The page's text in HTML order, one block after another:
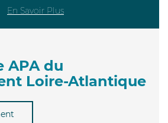
En Savoir Plus
APA du
Loire-Atlantique